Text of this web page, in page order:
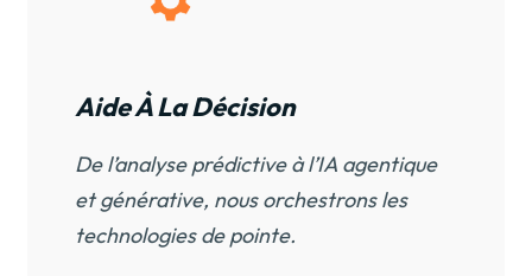
Aide À La Décision
De l’analyse prédictive à l’IA agentique
et générative, nous orchestrons les
technologies de pointe.